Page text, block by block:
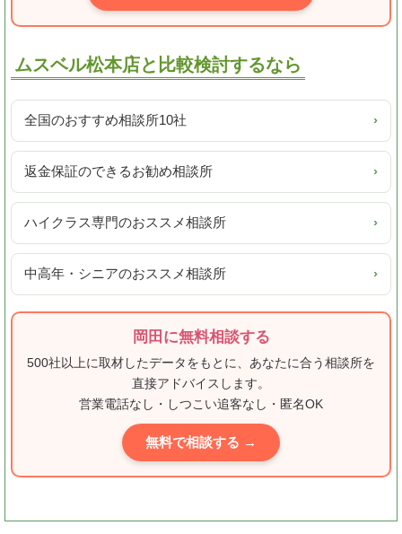
ムスベル松本店と比較検討するなら
全国のおすすめ相談所10社 ›
返金保証のできるお勧め相談所 ›
ハイクラス専門のおススメ相談所 ›
中高年・シニアのおススメ相談所 ›
岡田に無料相談する
500社以上に取材したデータをもとに、あなたに合う相談所を
直接アドバイスします。
営業電話なし・しつこい追客なし・匿名OK
無料で相談する →